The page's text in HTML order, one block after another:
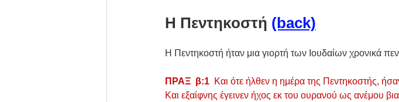
Η Πεντηκοστή (back)
Η Πεντηκοστή ήταν μια γιορτή των Ιουδαίων χρονικά
ΠΡΑΞ  β:1 Και ότε ήλθεν η ημέρα της Πεντηκοστής,
Και εξαίφνης έγεινεν ήχος εκ του ουρανού ως ανέμου